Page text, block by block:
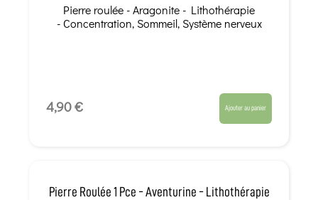
Pierre roulée - Aragonite - Lithothérapie
- Concentration, Sommeil, Système nerveux
4,90 € Ajouter au panier
Pierre Roulée 1 Pce - Aventurine - Lithothérapie